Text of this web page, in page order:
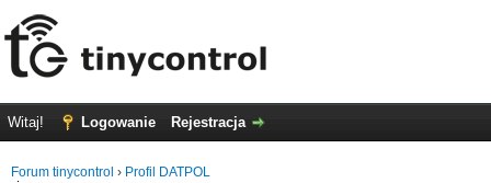
Witaj! Logowanie Rejestracja
Forum tinycontrol › Profil DATPOL